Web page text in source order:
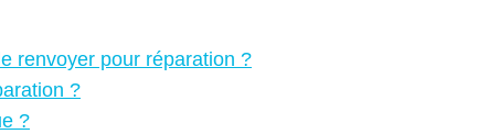
renvoyer pour réparation ?
?
?